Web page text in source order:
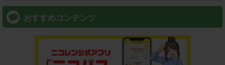
おすすめコンテンツ